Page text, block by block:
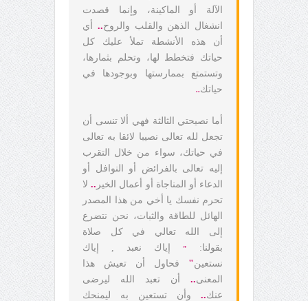
الآلة أو الماكينة، وإنما قصدت
انشغال الذهن والقلب والروح..
أي
أن هذه الأنشطة تملأ عليك كل
حياتك فتخطط لها، وتحلم بثمارها،
وتستمتع بممارستها وبوجودها في
حياتك..
أما نصيحتي الثالثة فهي ألا تنسى أن
تجعل لله تعالى نصيبا لائقا به تعالى
في حياتك، سواء من خلال التقرب
إليه تعالى بالفرائض أو النوافل أو
الدعاء أو المناجاة أو أعمال الخير ..لا
تحرم نفسك يا أخي من هذا المصدر
الهائل للطاقة والثبات، نحن نتضرع
إلى الله تعالي في كل صلاة
بقولنا:
"
إياك نعبد , إياك
نستعين" فحاول أن تعيش هذا
المعنى.. أن تعبد الله ليرضى
عنك.. وأن تستعين به ليمنحك